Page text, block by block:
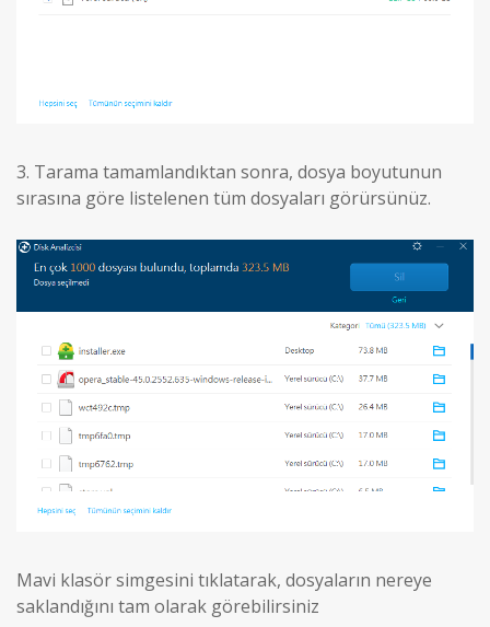
3. Tarama tamamlandıktan sonra, dosya boyutunun
sırasına göre listelenen tüm dosyaları görürsünüz.
Mavi klasör simgesini tıklatarak, dosyaların nereye
saklandığını tam olarak görebilirsiniz